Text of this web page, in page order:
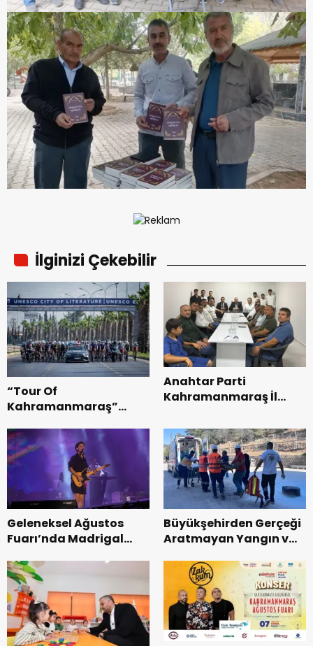
İlginizi Çekebilir
“Tour Of
Kahramanmaraş”
Bisikleti Turnuvası
Tamamlandı.
Anahtar Parti
Kahramanmaraş İl
Teşkilatı ile buluştu.
Geleneksel Ağustos
Fuarı’nda Madrigal
Büyükşehirden Gerçeği
Aratmayan Yangın ve